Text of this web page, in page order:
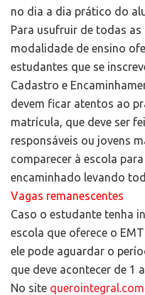
no dia a dia prático do
Para usufruir de todas
modalidade de ensino
estudantes que se
Cadastro e
devem ficar atentos ao
matrícula, que deve ser
responsáveis ou jovens
comparecer à escola
encaminhado levando
Vagas remanescentes
Caso o estudante tenha
escola que oferece o
ele pode aguardar o
que deve acontecer de 1
No site